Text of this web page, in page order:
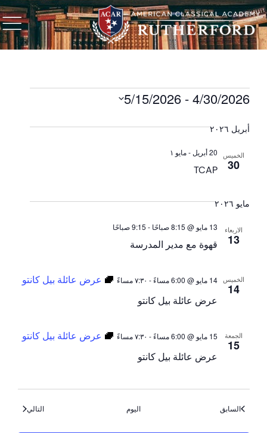
4/30/2026
-
5/15/2026
التاريخ.
أبريل ٢٠٢٦
الخميس
30
TCAP
20 أبريل -مايو ١
مايو ٢٠٢٦
الاربعاء
13 قهوة مع مدير المدرسة
13 مايو @ 8:15 صباحًا - 9:15 صباحًا
الخميس
14
عرض عائلة بيل كانتو
14 مايو @ 6:00 مساءً - ٧:٣٠ مساءً عرض عائلة بيل كانتو
الجمعة
15
عرض عائلة بيل كانتو
15 مايو @ 6:00 مساءً - ٧:٣٠ مساءً عرض عائلة بيل كانتو
السابق اليوم التاليالأحداث